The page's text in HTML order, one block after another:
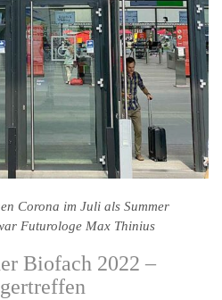
Corona im Juli als Summer
Futurologe Max Thinius
Biofach 2022 –